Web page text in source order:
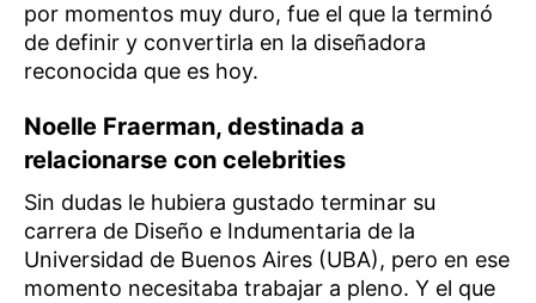
por momentos muy duro, fue el que la terminó
de definir y convertirla en la diseñadora
reconocida que es hoy.
Noelle Fraerman, destinada a
relacionarse con celebrities
Sin dudas le hubiera gustado terminar su
carrera de Diseño e Indumentaria de la
Universidad de Buenos Aires (UBA), pero en ese
momento necesitaba trabajar a pleno. Y el que